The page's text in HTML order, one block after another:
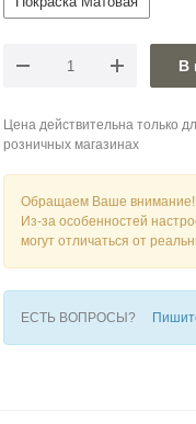
В
Цена действительна только
розничных магазинах
Обращаем Ваше внимание!
Из-за особенностей
могут отличаться от
ЕСТЬ ВОПРОСЫ?